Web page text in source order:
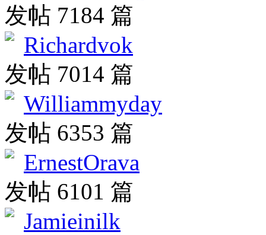
发帖 7184 篇
Richardvok
发帖 7014 篇
Williammyday
发帖 6353 篇
ErnestOrava
发帖 6101 篇
Jamieinilk